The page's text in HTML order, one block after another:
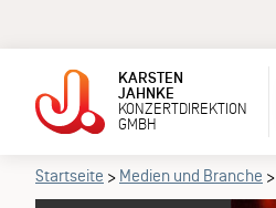
KARSTEN
JAHNKE
KONZERTDIREKTION
GMBH
Startseite > Medien und Branche >